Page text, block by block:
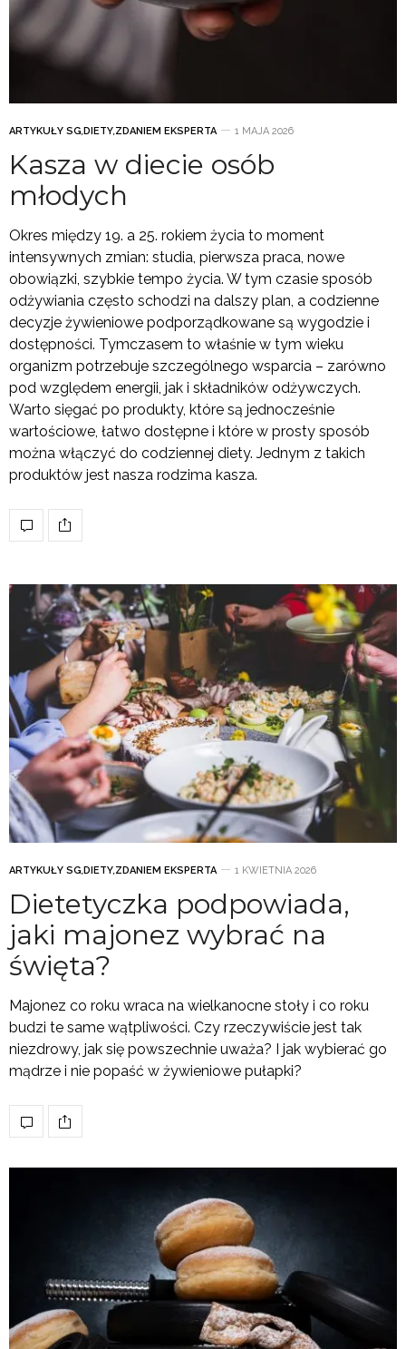
ARTYKUŁY SG DIETY ZDANIEM EKSPERTA 1 MAJA 2026
Kasza w diecie osób
młodych
Okres między 19. a 25. rokiem życia to moment
intensywnych zmian: studia, pierwsza praca, nowe
obowiązki, szybkie tempo życia. W tym czasie sposób
odżywiania często schodzi na dalszy plan, a codzienne
decyzje żywieniowe podporządkowane są wygodzie i
dostępności. Tymczasem to właśnie w tym wieku
organizm potrzebuje szczególnego wsparcia – zarówno
pod względem energii, jak i składników odżywczych.
Warto sięgać po produkty, które są jednocześnie
wartościowe, łatwo dostępne i które w prosty sposób
można włączyć do codziennej diety. Jednym z takich
produktów jest nasza rodzima kasza.
ARTYKUŁY SG,DIETY,ZDANIEM EKSPERTA 1 KWIETNIA 2026
Dietetyczka podpowiada,
jaki majonez wybrać na
święta?
Majonez co roku wraca na wielkanocne stoły i co roku
budzi te same wątpliwości. Czy rzeczywiście jest tak
niezdrowy, jak się powszechnie uważa? I jak wybierać go
mądrze i nie popaść w żywieniowe pułapki?